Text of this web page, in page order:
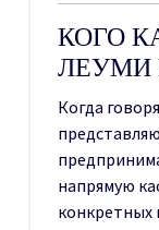
КОГО
ЛЕУМИ
Когда
напрямую
конкретных